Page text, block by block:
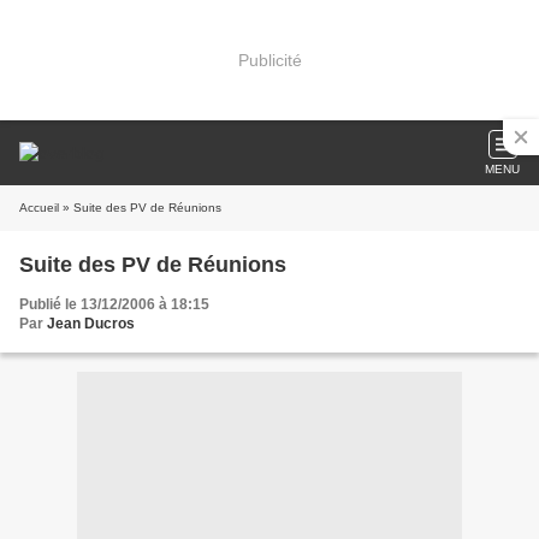
Publicité
MENU
Accueil » Suite des PV de Réunions
Suite des PV de Réunions
Publié le 13/12/2006 à 18:15
Par Jean Ducros